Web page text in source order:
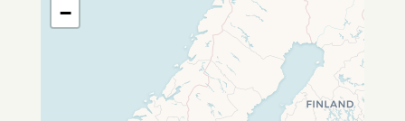
−